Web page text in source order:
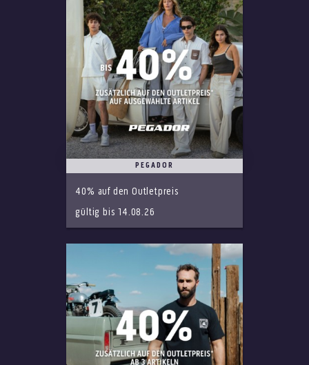
PEGADOR
40% auf den Outletpreis
gültig bis 14.08.26